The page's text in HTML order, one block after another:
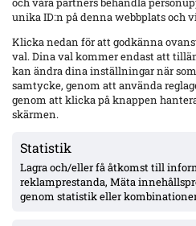
unika ID:n på denna webbplats och
Klicka nedan för att godkänna
val. Dina val kommer endast att
kan ändra dina inställningar när
samtycke, genom att använda
genom att klicka på knappen
skärmen.
Statistik
Lagra och/eller få åtkomst till
reklamprestanda, Mäta
genom statistik eller
låret” – AIK vann 4–3 på
Zadok Yohanna
Officiellt: Halmstads
Kolding – kontrakt till